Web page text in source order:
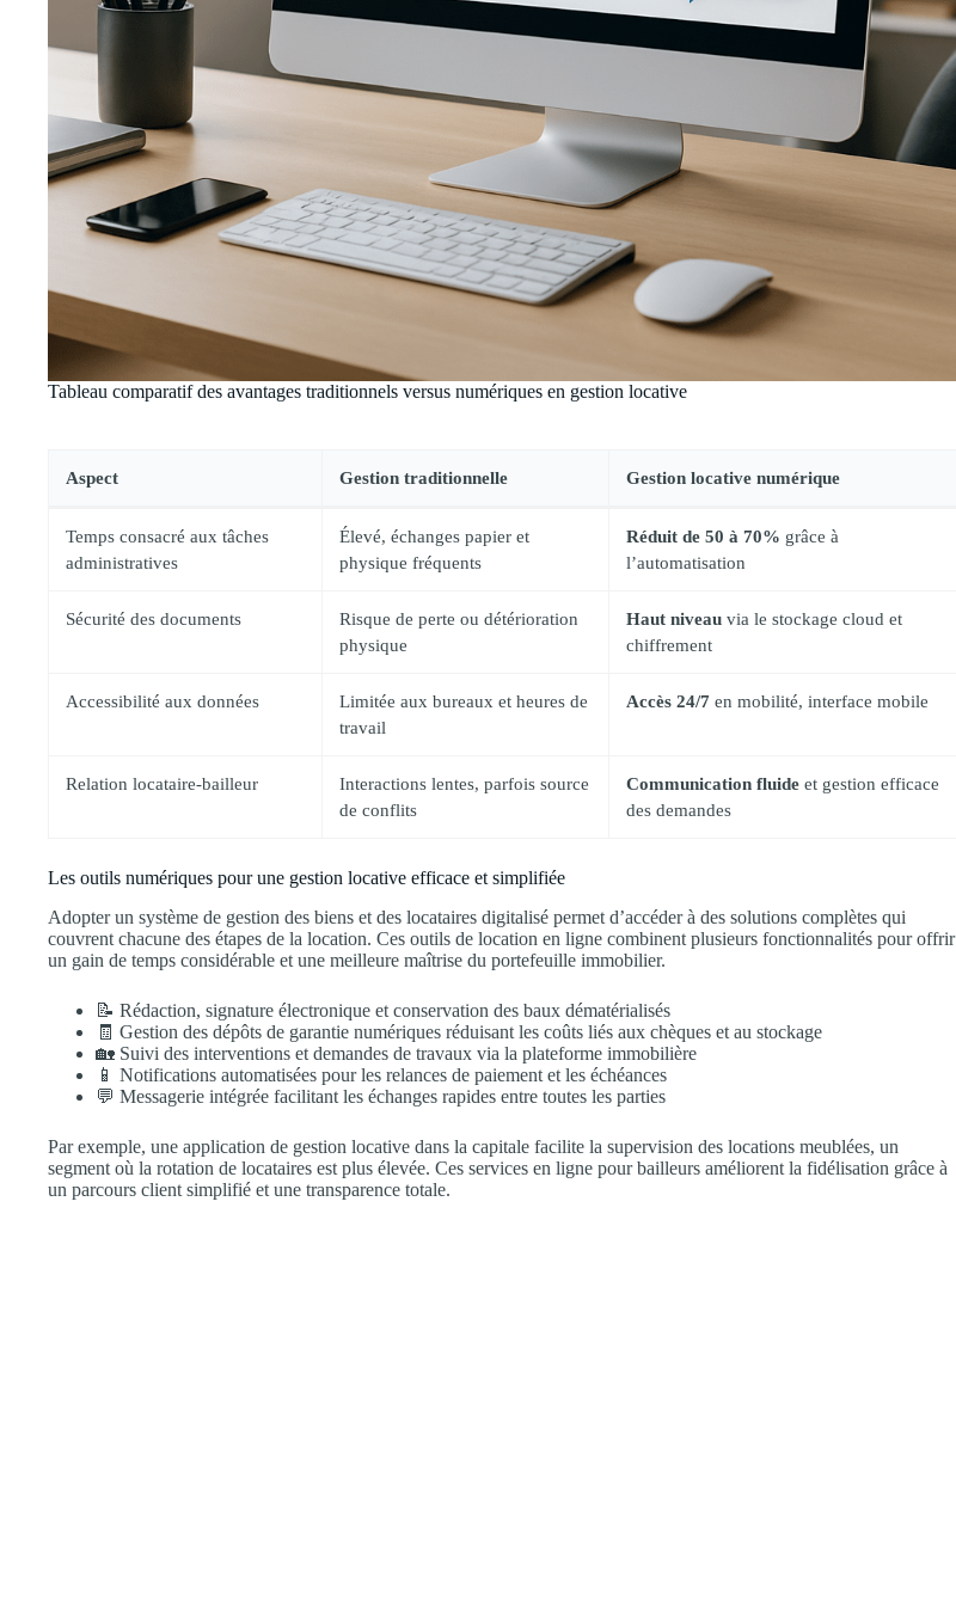
Tableau comparatif des avantages traditionnels versus numériques en gestion locative
Aspect Gestion traditionnelle Gestion locative numérique
Temps consacré aux tâches
administratives
Élevé, échanges papier et
physique fréquents
Réduit de 50 à 70% grâce à
l’automatisation
Sécurité des documents
Risque de perte ou détérioration
physique
Haut niveau via le stockage cloud et
chiffrement
Accessibilité aux données
Limitée aux bureaux et heures de
travail
Accès 24/7 en mobilité, interface mobile
Relation locataire-bailleur
Interactions lentes, parfois source
de conflits
Communication fluide et gestion efficace
des demandes
Les outils numériques pour une gestion locative efficace et simplifiée
Adopter un système de gestion des biens et des locataires digitalisé permet d’accéder à des solutions complètes qui
couvrent chacune des étapes de la location. Ces outils de location en ligne combinent plusieurs fonctionnalités pour offrir
un gain de temps considérable et une meilleure maîtrise du portefeuille immobilier.
📝 Rédaction, signature électronique et conservation des baux dématérialisés
🧾 Gestion des dépôts de garantie numériques réduisant les coûts liés aux chèques et au stockage
🏡 Suivi des interventions et demandes de travaux via la plateforme immobilière
📱 Notifications automatisées pour les relances de paiement et les échéances
💬 Messagerie intégrée facilitant les échanges rapides entre toutes les parties
Par exemple, une application de gestion locative dans la capitale facilite la supervision des locations meublées, un
segment où la rotation de locataires est plus élevée. Ces services en ligne pour bailleurs améliorent la fidélisation grâce à
un parcours client simplifié et une transparence totale.